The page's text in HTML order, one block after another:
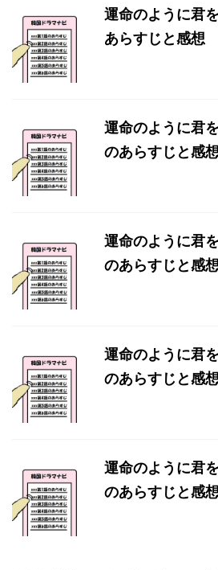
運命のように君
あらすじと感想
運命のように君
のあらすじと感想
運命のように君
のあらすじと感想
運命のように君
のあらすじと感想
運命のように君
のあらすじと感想